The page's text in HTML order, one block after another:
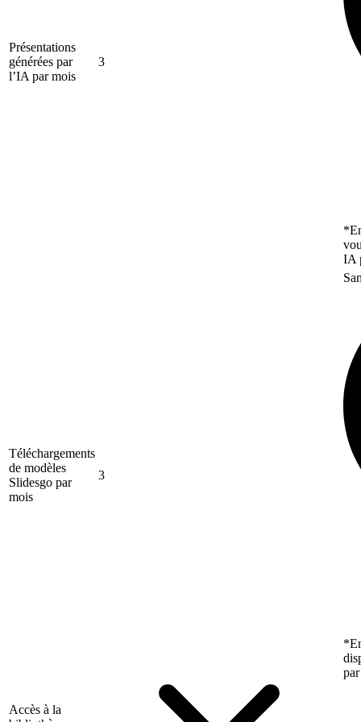
Présentations
générées par
l’IA par mois
3
IA
Téléchargements
de modèles
Slidesgo par
mois
3
Accès à la